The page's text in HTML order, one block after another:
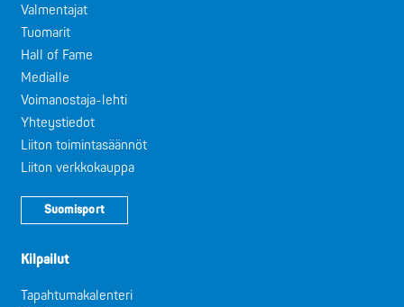
Valmentajat
Tuomarit
Hall of Fame
Medialle
Voimanostaja-lehti
Yhteystiedot
Liiton toimintasäännöt
Liiton verkkokauppa
Suomisport
Kilpailut
Tapahtumakalenteri